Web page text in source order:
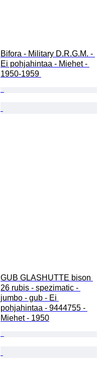
Bifora - Military D.R.G.M. -
Ei pohjahintaa - Miehet -
1950-1959
GUB GLASHUTTE bison
26 rubis - spezimatic -
jumbo - gub - Ei
pohjahintaa - 9444755 -
Miehet - 1950